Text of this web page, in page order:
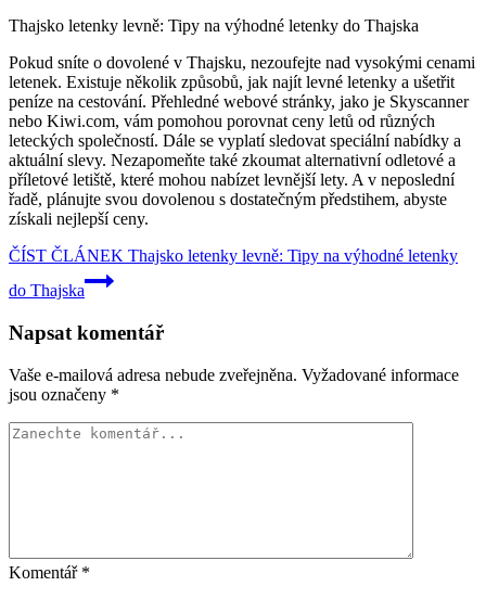
Thajsko letenky levně: Tipy na výhodné letenky do Thajska
Pokud sníte o dovolené v Thajsku, nezoufejte nad vysokými cenami
letenek. Existuje několik způsobů, jak najít levné letenky a ušetřit
peníze na cestování. Přehledné webové stránky, jako je Skyscanner
nebo Kiwi.com, vám pomohou porovnat ceny letů od různých
leteckých společností. Dále se vyplatí sledovat speciální nabídky a
aktuální slevy. Nezapomeňte také zkoumat alternativní odletové a
příletové letiště, které mohou nabízet levnější lety. A v neposlední
řadě, plánujte svou dovolenou s dostatečným předstihem, abyste
získali nejlepší ceny.
ČÍST ČLÁNEK Thajsko letenky levně: Tipy na výhodné letenky
do Thajska
Napsat komentář
Vaše e-mailová adresa nebude zveřejněna. Vyžadované informace
jsou označeny *
Komentář *